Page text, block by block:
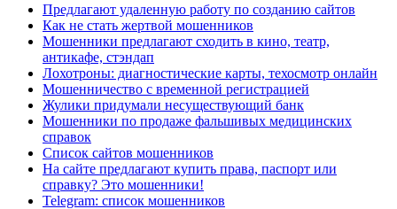
Предлагают удаленную работу по созданию сайтов
Как не стать жертвой мошенников
Мошенники предлагают сходить в кино, театр,
антикафе, стэндап
Лохотроны: диагностические карты, техосмотр онлайн
Мошенничество с временной регистрацией
Жулики придумали несуществующий банк
Мошенники по продаже фальшивых медицинских
справок
Список сайтов мошенников
На сайте предлагают купить права, паспорт или
справку? Это мошенники!
Telegram: список мошенников